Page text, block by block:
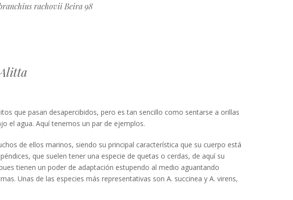
rachovii Beira 98
que pasan desapercibidos, pero es tan sencillo como sentarse a orillas
el agua. Aquí tenemos un par de ejemplos.
de ellos marinos, siendo su principal característica que su cuerpo está
que suelen tener una especie de quetas o cerdas, de aquí su
tienen un poder de adaptación estupendo al medio aguantando
Unas de las especies más representativas son A. succinea y A. virens,